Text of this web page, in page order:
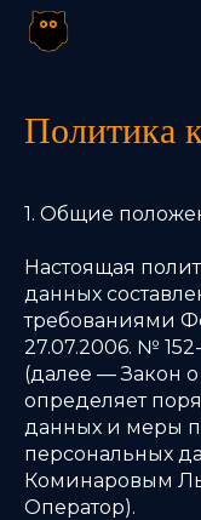
Политика
1. Общие
Настоящая
данных
требованиями
27.07.2006. №
(далее — Закон
определяет
данных и меры
персональных
Коминаровым
Оператор).